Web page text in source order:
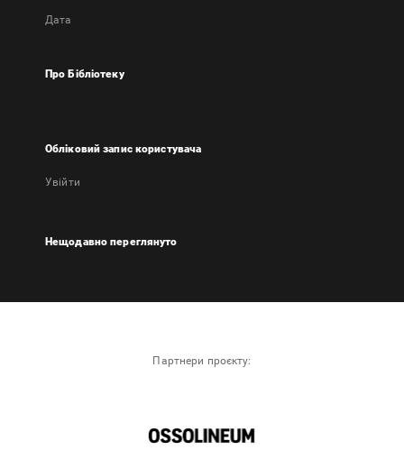
Дата
Про Бібліотеку
Обліковий запис користувача
Увійти
Нещодавно переглянуто
Партнери проєкту: